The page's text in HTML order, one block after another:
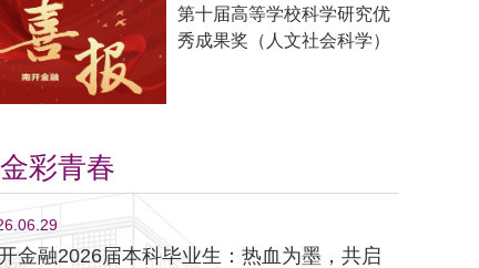
第十届高等学校科学研究优
秀成果奖（人文社会科学）
金彩青春
金融2026届本科毕业生：热血为墨，共启